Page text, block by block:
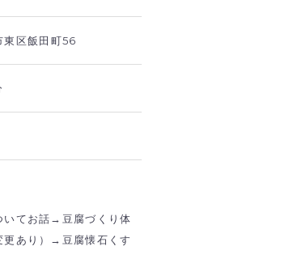
東区飯田町56
いてお話→豆腐づくり体
あり）→豆腐懐石くす